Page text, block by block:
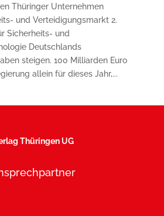
Thüringer Unternehmen
und Verteidigungsmarkt 2.
Sicherheits- und
Deutschlands
steigen. 100 Milliarden Euro
allein für dieses Jahr,...
Thüringen UG